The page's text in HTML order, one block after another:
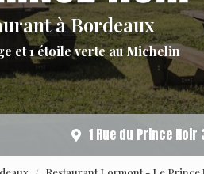
à Bordeaux
et 1 étoile verte au Michelin
1 Rue du Prince